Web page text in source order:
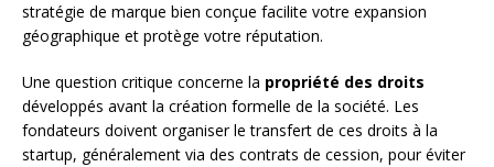
stratégie de marque bien conçue facilite votre expansion
géographique et protège votre réputation.
Une question critique concerne la propriété des droits
développés avant la création formelle de la société. Les
fondateurs doivent organiser le transfert de ces droits à la
startup, généralement via des contrats de cession, pour éviter